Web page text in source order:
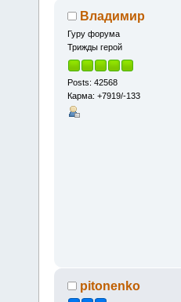
Владимир
Гуру форума
Трижды герой
Posts: 42568
Карма: +7919/-133
pitonenko